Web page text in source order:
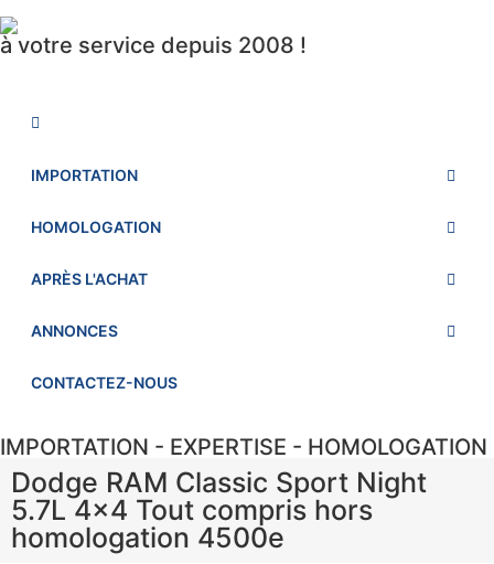
à votre service depuis 2008 !
IMPORTATION
HOMOLOGATION
APRÈS L'ACHAT
ANNONCES
CONTACTEZ-NOUS
IMPORTATION - EXPERTISE - HOMOLOGATION
Dodge RAM Classic Sport Night
5.7L 4×4 Tout compris hors
homologation 4500e